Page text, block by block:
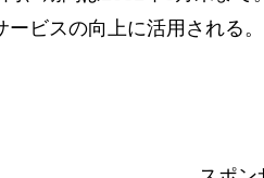
ビスの向上に活用される。